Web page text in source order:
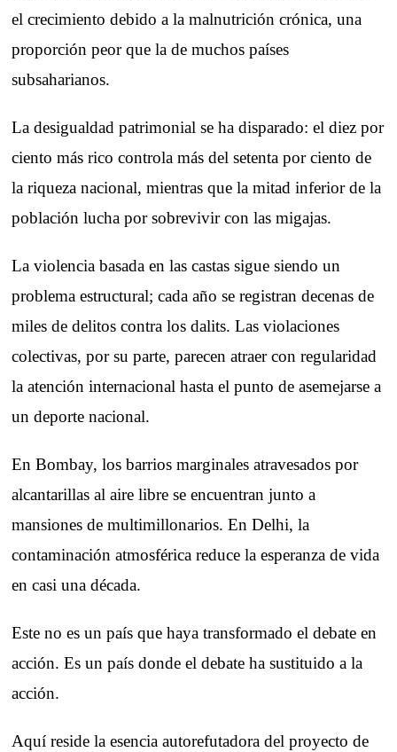
el crecimiento debido a la malnutrición crónica, una
proporción peor que la de muchos países
subsaharianos.
La desigualdad patrimonial se ha disparado: el diez por
ciento más rico controla más del setenta por ciento de
la riqueza nacional, mientras que la mitad inferior de la
población lucha por sobrevivir con las migajas.
La violencia basada en las castas sigue siendo un
problema estructural; cada año se registran decenas de
miles de delitos contra los dalits. Las violaciones
colectivas, por su parte, parecen atraer con regularidad
la atención internacional hasta el punto de asemejarse a
un deporte nacional.
En Bombay, los barrios marginales atravesados por
alcantarillas al aire libre se encuentran junto a
mansiones de multimillonarios. En Delhi, la
contaminación atmosférica reduce la esperanza de vida
en casi una década.
Este no es un país que haya transformado el debate en
acción. Es un país donde el debate ha sustituido a la
acción.
Aquí reside la esencia autorefutadora del proyecto de